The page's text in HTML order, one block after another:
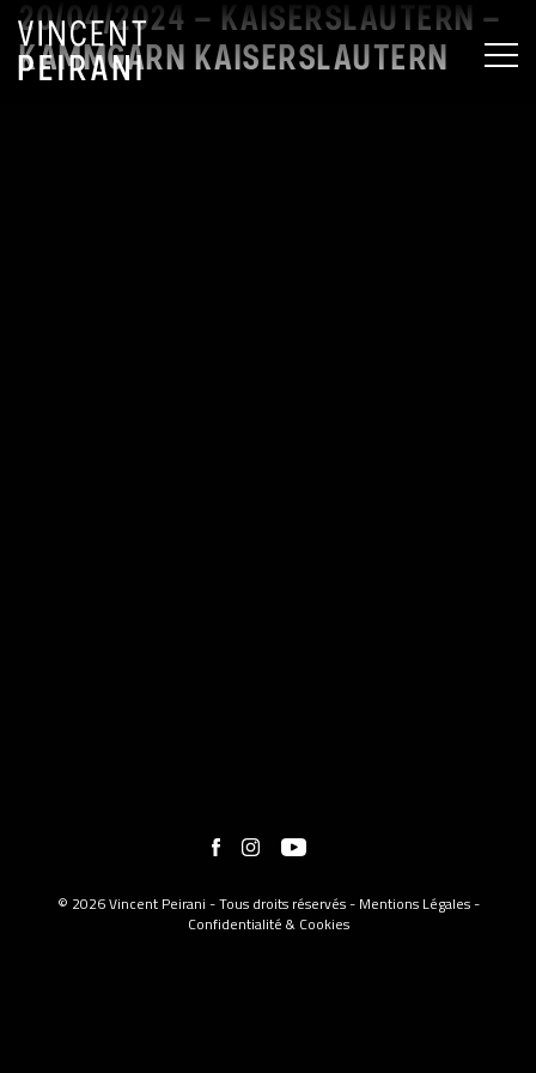
20/04/2024 – KAISERSLAUTERN –
KAMMGARN KAISERSLAUTERN
© 2026 Vincent Peirani - Tous droits réservés - Mentions Légales-
Confidentialité & Cookies